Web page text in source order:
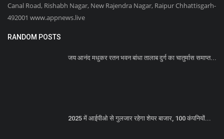
Canal Road, Rishabh Nagar, New Rajendra Nagar, Raipur Chhattisgarh-
492001 www.appnews.live
RANDOM POSTS
जय आनंद मधुकर रतन भवन बांधा तालाब दुर्ग का चातुर्मास समाप्त...
2025 में आईपीओ से गुलजार रहेगा शेयर बाजार, 100 कंपनियों...